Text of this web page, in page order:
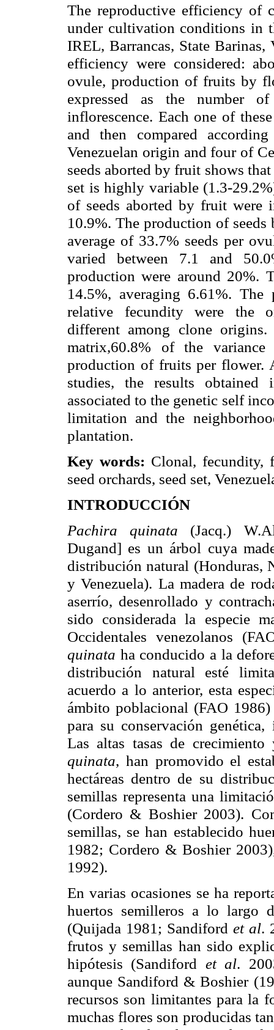
The reproductive efficiency of
under cultivation conditions in
IREL, Barrancas, State Barinas,
efficiency were considered:
ovule, production of fruits by
expressed as the number
inflorescence. Each one of
and then compared
Venezuelan origin and four of
seeds aborted by fruit shows
set is highly variable (1.3-
of seeds aborted by fruit were
10.9%. The production of
average of 33.7% seeds per
varied between 7.1 and
production were around 20%.
14.5%, averaging 6.61%.
relative fecundity were the
different among clone
matrix,60.8% of the
production of fruits per flower.
studies, the results
associated to the genetic self
limitation and the
plantation.
Key words: Clonal, fecundity,
seed orchards, seed set,
INTRODUCCIÓN
Pachira
quinata (Jacq.)
Dugand] es un árbol cuya
distribución natural (Honduras,
y Venezuela). La madera de
aserrío, desenrollado y
sido considerada la especie
Occidentales venezolanos
quinata ha conducido a la
distribución natural esté
acuerdo a lo anterior, esta
ámbito poblacional (FAO
para su conservación
Las altas tasas de
quinata, han promovido el
hectáreas dentro de su
semillas representa una
(Cordero & Boshier2003).
semillas, se han establecido
1982; Cordero & Boshier
1992).
En varias ocasiones se ha
huertos semilleros a lo largo
(Quijada 1981; Sandiford et al.
frutos y semillas han sido
hipótesis (Sandiford et al.
aunque Sandiford &Boshier
recursos son limitantes para la
muchas flores son producidas